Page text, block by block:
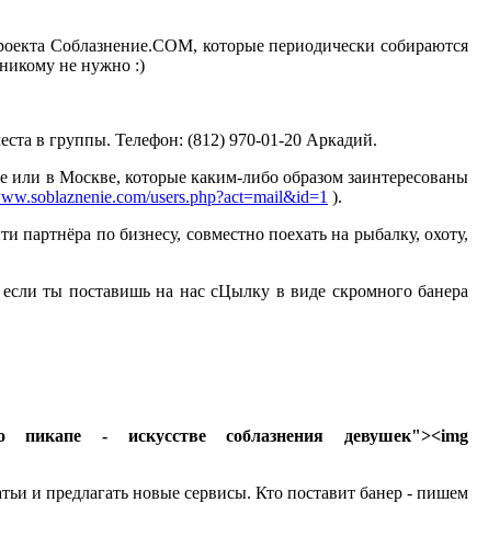
Соблазнение.COM, которые периодически собираются
не нужно :)
в группы. Телефон: (812) 970-01-20 Аркадий.
в Москве, которые каким-либо образом заинтересованы
users.php?act=mail&id=1 ).
партнёра по бизнесу, совместно поехать на рыбалку, охоту,
ты поставишь на нас сЦылку в виде скромного банера
- искусстве соблазнения девушек"><img
и предлагать новые сервисы. Кто поставит банер - пишем